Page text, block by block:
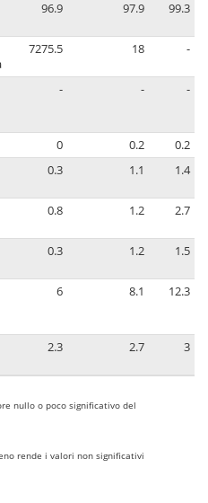
96.9 97.9 99.3
7275.5 18 -
- - -
0 0.2
0.2
0.3 1.1 1.4
0.8 1.2 2.7
0.3 1.2 1.5
6 8.1 12.3
2.3 2.7 3
nullo o poco significativo del
rende i valori non significativi